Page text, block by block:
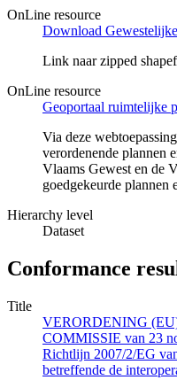
OnLine resource
Download
Link naar zipped
OnLine resource
Geoportaal ruimtelijke
Via deze
verordenende plannen
Vlaams Gewest en de
goedgekeurde plannen
Hierarchy level
Dataset
Conformance
Title
VERORDENING
COMMISSIE van 23
Richtlijn 2007/2/EG
betreffende de